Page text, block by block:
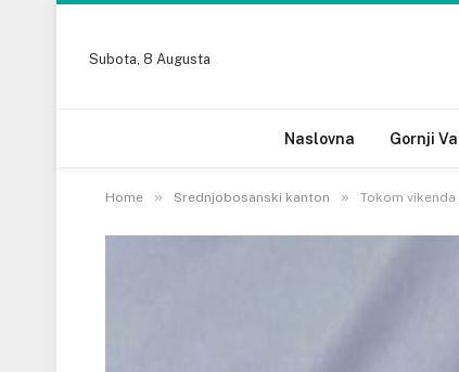
Subota, 8 Augusta
Naslovna Gornji
Home » Srednjobosanski kanton » Tokom